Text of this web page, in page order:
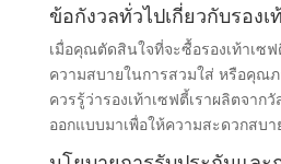
ข้อกังวลทั่วไปเกี่ยวกับรองเ
เมื่อคุณตัดสินใจที่จะซื้อรองเท้าเซฟ
ความสบายในการสวมใส่ หรือคุ
ควรรู้ว่ารองเท้าเซฟตี้เราผลิตจาก
ออกแบบมาเพื่อให้ความสะดวกสบา